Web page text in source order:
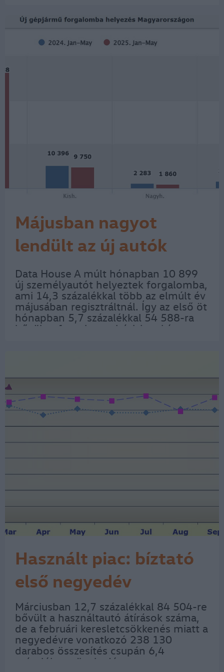
százalékkal haladta meg a 72 340
darabos elmúlt évit, míg tavaly előtt…
Májusban nagyot
lendült az új autók
forgalma
Data House A múlt hónapban 10 899
új személyautót helyeztek forgalomba,
ami 14,3 százalékkal több az elmúlt év
májusában regisztráltnál. Így az első öt
hónapban 5,7 százalékkal 54 588-ra
bővült a forgalom a bázishoz képest –
Használt piac: bíztató
első negyedév
Márciusban 12,7 százalékkal 84 504-re
bővült a használtautó átírások száma,
de a februári keresletcsökkenés miatt a
negyedévre vonatkozó 238 130
darabos összesítés csupán 6,4
százalékos növekedést mutat –